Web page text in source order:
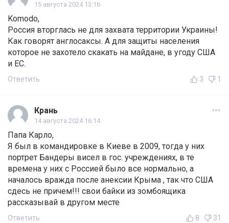
15 августа 2024 13:16
Komodo,
Россия вторглась не для захвата территории Украины!
Как говорят англосаксы. А для защиты населения
которое не захотело скакать на майдане, в угоду США
и ЕС.
Ответить 3 1
Крань
14 августа 2024 16:14
Папа Карло,
Я был в командировке в Киеве в 2009, тогда у них
портрет Бандеры висел в гос. учреждениях, в те
времена у них с Россией было все нормально, а
началось вражда после анексии Крыма , так что США
сдесь не причем!!! свои байки из зомбоящика
рассказывай в другом месте
Ответить 8 31